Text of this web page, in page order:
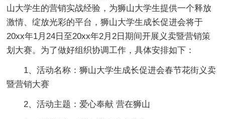
山大学生的营销实战经验，为狮山大学生提供一个释放
激情、绽放光彩的平台，狮山大学生成长促进会将于
20xx年1月24日至20xx年2月2日期间开展义卖暨营销策
划大赛。为了做好组织协调工作，具体安排如下：
1、活动名称：狮山大学生成长促进会春节花街义卖
暨营销大赛
2、活动主题：爱心奉献 营在狮山